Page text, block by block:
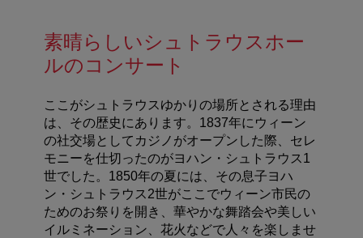
素晴らしいシュトラウスホー
ルのコンサート
ここがシュトラウスゆかりの場所とされる理由
は、その歴史にあります。1837年にウィーン
の社交場としてカジノがオープンした際、セレ
モニーを仕切ったのがヨハン・シュトラウス1
世でした。1850年の夏には、その息子ヨハ
ン・シュトラウス2世がここでウィーン市民の
ためのお祭りを開き、華やかな舞踏会や美しい
イルミネーション、花火などで人々を楽しませ